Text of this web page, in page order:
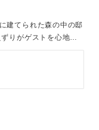
建てられた森の中の邸
りがゲストを心地よ
ウェディングを専門家
イルのパーティをプロ
ンレイクビールや美